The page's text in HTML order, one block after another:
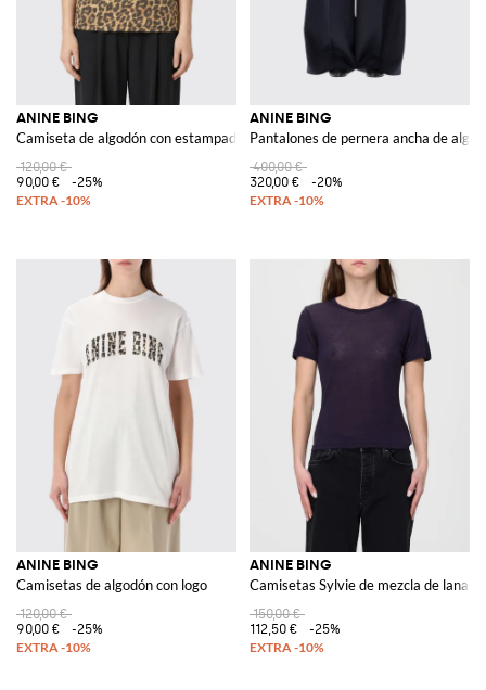
ANINE BING
Camiseta de algodón con estampado animal
120,00 €
90,00 €
-25%
ANINE BING
Pantalones de pernera ancha de
400,00 €
320,00 €
-20%
ANINE BING
Camisetas de algodón con logo
120,00 €
90,00 €
-25%
ANINE BING
Camisetas Sylvie de mezcla de lana
150,00 €
112,50 €
-25%